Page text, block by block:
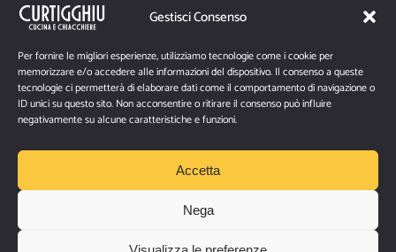
Gestisci Consenso
Per fornire le migliori esperienze, utilizziamo tecnologie come i cookie per
memorizzare e/o accedere alle informazioni del dispositivo. Il consenso a queste
tecnologie ci permetterà di elaborare dati come il comportamento di navigazione o
ID unici su questo sito. Non acconsentire o ritirare il consenso può influire
negativamente su alcune caratteristiche e funzioni.
Accetta
Nega
palermo@curtigghiu.com
MILANO
‎+39 02 2217 5681
pasubiomilano@curtigghiu.com
PRIVACY POLICY